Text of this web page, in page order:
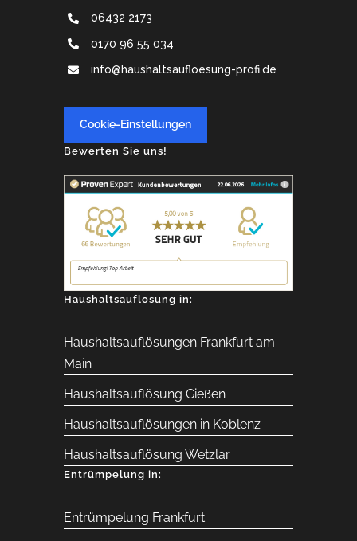
06432 2173
0170 96 55 034
info@haushaltsaufloesung-profi.de
Cookie-Einstellungen
Bewerten Sie uns!
Haushaltsauflösung in:
Haushaltsauflösungen Frankfurt am
Main
Haushaltsauflösung Gießen
Haushaltsauflösungen in Koblenz
Haushaltsauflösung Wetzlar
Entrümpelung in:
Entrümpelung Frankfurt